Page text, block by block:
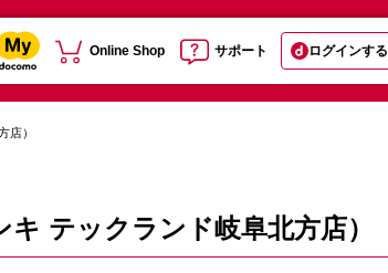
Online Shop サポート ログインする
店）
テックランド岐阜北方店）